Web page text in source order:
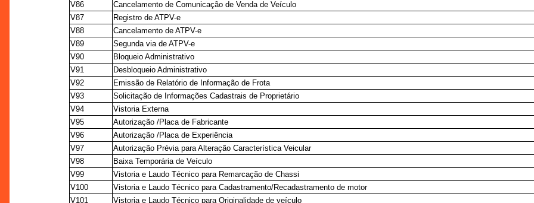
V86
Cancelamento de Comunicação de Venda de Veículo
V87
Registro de ATPV-e
V88
Cancelamento de ATPV-e
V89
Segunda via de ATPV-e
V90
Bloqueio Administrativo
V91
Desbloqueio Administrativo
V92
Emissão de Relatório de Informação de Frota
V93
Solicitação de Informações Cadastrais de Proprietário
V94
Vistoria Externa
V95
Autorização /Placa de Fabricante
V96
Autorização /Placa de Experiência
V97
Autorização Prévia para Alteração Característica Veicular
V98
Baixa Temporária de Veículo
V99
Vistoria e Laudo Técnico para Remarcação de Chassi
V100
Vistoria e Laudo Técnico para Cadastramento/Recadastramento de motor
V101
Vistoria e Laudo Técnico para Originalidade de veículo